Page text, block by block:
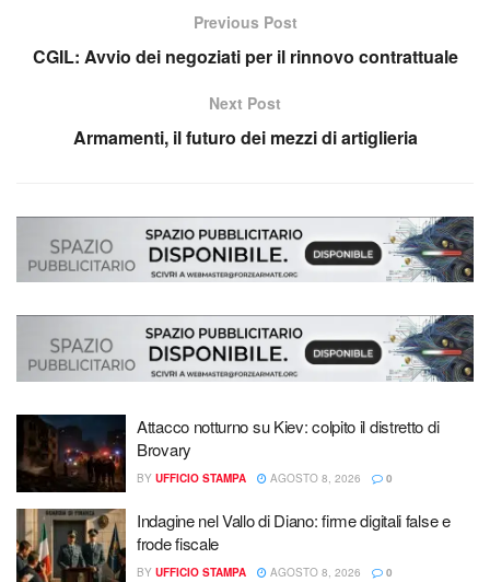
Previous Post
CGIL: Avvio dei negoziati per il rinnovo contrattuale
Next Post
Armamenti, il futuro dei mezzi di artiglieria
Attacco notturno su Kiev: colpito il distretto di
Brovary
BY UFFICIO STAMPA AGOSTO 8, 2026 0
Indagine nel Vallo di Diano: firme digitali false e
frode fiscale
BY UFFICIO STAMPA AGOSTO 8, 2026 0